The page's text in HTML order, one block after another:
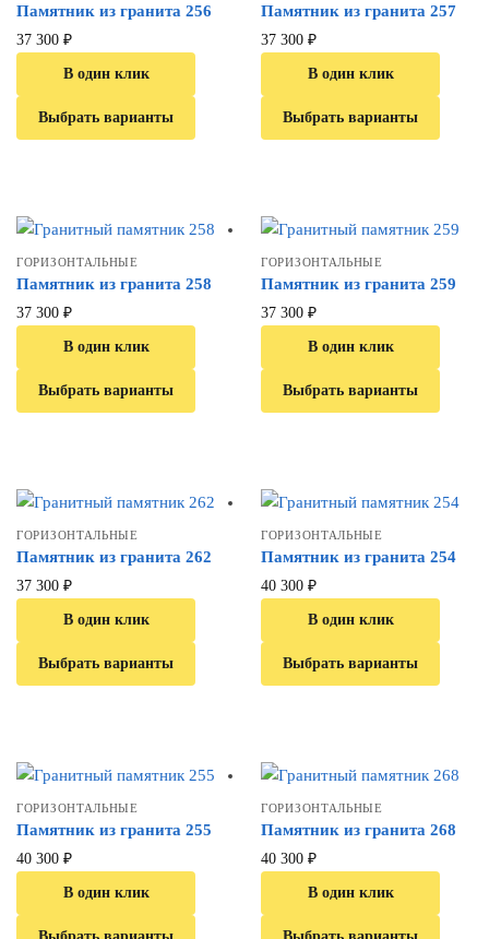
Памятник из гранита 256
37 300 ₽
В один клик
Выбрать варианты
Памятник из гранита 257
37 300 ₽
В один клик
Выбрать варианты
ГОРИЗОНТАЛЬНЫЕ
Памятник из гранита 258
37 300 ₽
В один клик
Выбрать варианты
ГОРИЗОНТАЛЬНЫЕ
Памятник из гранита 259
37 300 ₽
В один клик
Выбрать варианты
ГОРИЗОНТАЛЬНЫЕ
Памятник из гранита 262
37 300 ₽
В один клик
Выбрать варианты
ГОРИЗОНТАЛЬНЫЕ
Памятник из гранита 254
40 300 ₽
В один клик
Выбрать варианты
ГОРИЗОНТАЛЬНЫЕ
Памятник из гранита 255
40 300 ₽
В один клик
ГОРИЗОНТАЛЬНЫЕ
Памятник из гранита 268
40 300 ₽
В один клик